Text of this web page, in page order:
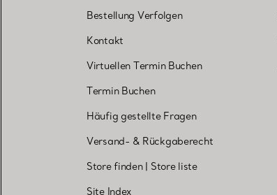
Bestellung Verfolgen
Kontakt
Virtuellen Termin Buchen
Termin Buchen
Häufig gestellte Fragen
Versand- & Rückgaberecht
Store finden| Store liste
Site Index